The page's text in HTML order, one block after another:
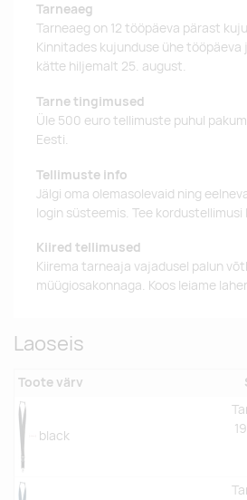
Tarneaeg
Tarneaeg on 12 tööpäeva pärast
Kinnitades kujunduse ühe
kätte hiljemalt 25. august.
Tarne tingimused
Üle 500 euro tellimuste puhul
Eesti.
Tellimuste info
Jälgi oma olemasolevaid ning
login süsteemis. Tee kordustellimusi
Kiired tellimused
Kiirema tarneaja vajadusel palun
müügiosakonnaga. Koos leiame
Laoseis
Toote värv
black